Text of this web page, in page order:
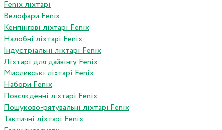
Fenix ліхтарі
Велофари Fenix
Кемпінгові ліхтарі Fenix
Налобні ліхтарі Fenix
Індустріальні ліхтарі Fenix
Ліхтарі для дайвінгу Fenix
Мисливські ліхтарі Fenix
Набори Fenix
Повсякденні ліхтарі Fenix
Пошуково-рятувальні ліхтарі Fenix
Тактичні ліхтарі Fenix